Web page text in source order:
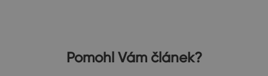
Pomohl Vám článek?